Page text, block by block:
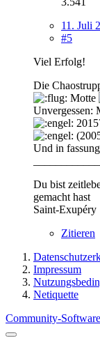
11. Juli
#5
Viel Erfolg!
Die
Motte
Unvergessen:
Und in
Du bist
gemacht hast
Saint-Exupéry
Zitieren
Impressum
Netiquette
Community-